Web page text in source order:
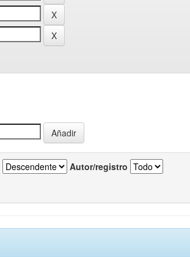
Autor/registro